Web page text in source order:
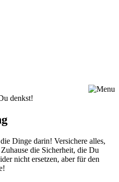
denkst!
Dinge darin! Versichere alles,
die Sicherheit, die Du
nicht ersetzen, aber für den